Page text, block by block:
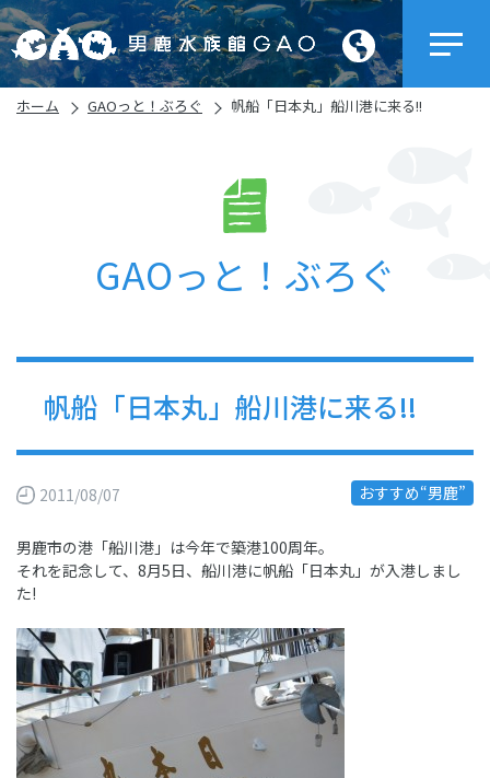
ホーム GAOっと！ぶろぐ 帆船「日本丸」船川港に来る!!
GAOっと！ぶろぐ
帆船「日本丸」船川港に来る!!
2011/08/07 おすすめ“男鹿”
男鹿市の港「船川港」は今年で築港100周年。
それを記念して、8月5日、船川港に帆船「日本丸」が入港しまし
た!